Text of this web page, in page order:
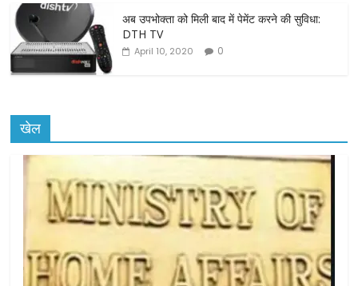
अब उपभोक्ता को मिली बाद में पेमेंट करने की सुविधा:
DTH TV
April 10, 2020 0
खेल